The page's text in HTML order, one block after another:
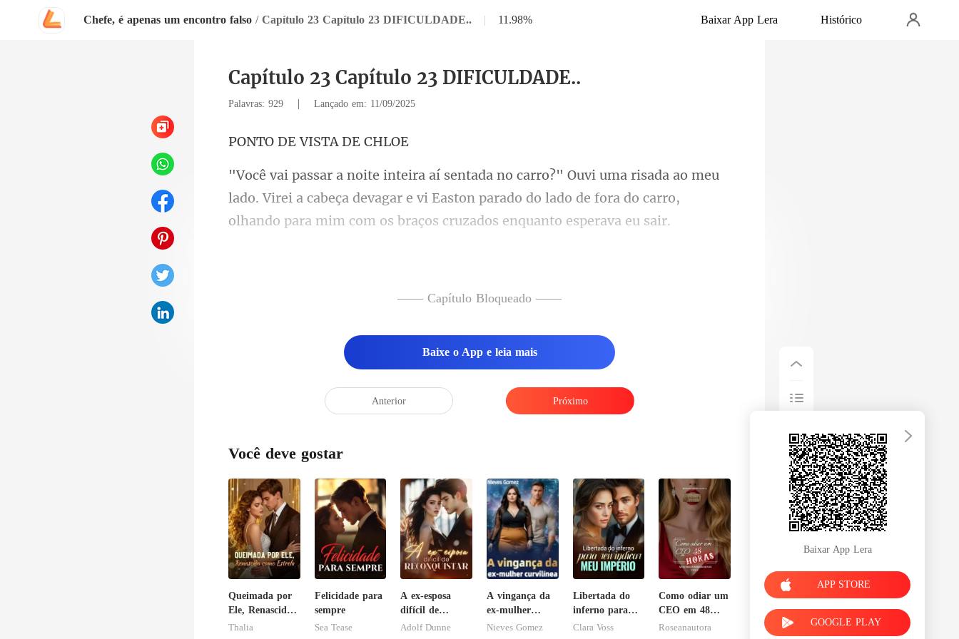
Chefe, é apenas um encontro falso / Capítulo 23 Capítulo 23 DIFICULDADE.. | 11.98% Baixar App Lera Histórico
Capítulo 23 Capítulo 23 DIFICULDADE..
Palavras: 929 | Lançado em: 11/09/2025
E VISTA
o meu
lado. Virei a cabeça devagar e vi Easton parado do lado de fora do
—— Capítulo Bloqueado ——
Baixe o App e leia mais
Anterior Próximo
Você deve gostar
Queimada por
Ele, Renascida
como Estrela
Thalia
Felicidade para
sempre
Sea Tease
A ex-esposa
difícil de
reconquistar
Adolf Dunne
A vingança da
ex-mulher
curvilínea
Nieves Gomez
Libertada do
inferno para
reivindicar meu
Clara Voss
Como odiar um
CEO em 48
horas
Roseanautora
Baixar App Lera
APP STORE
GOOGLE PLAY